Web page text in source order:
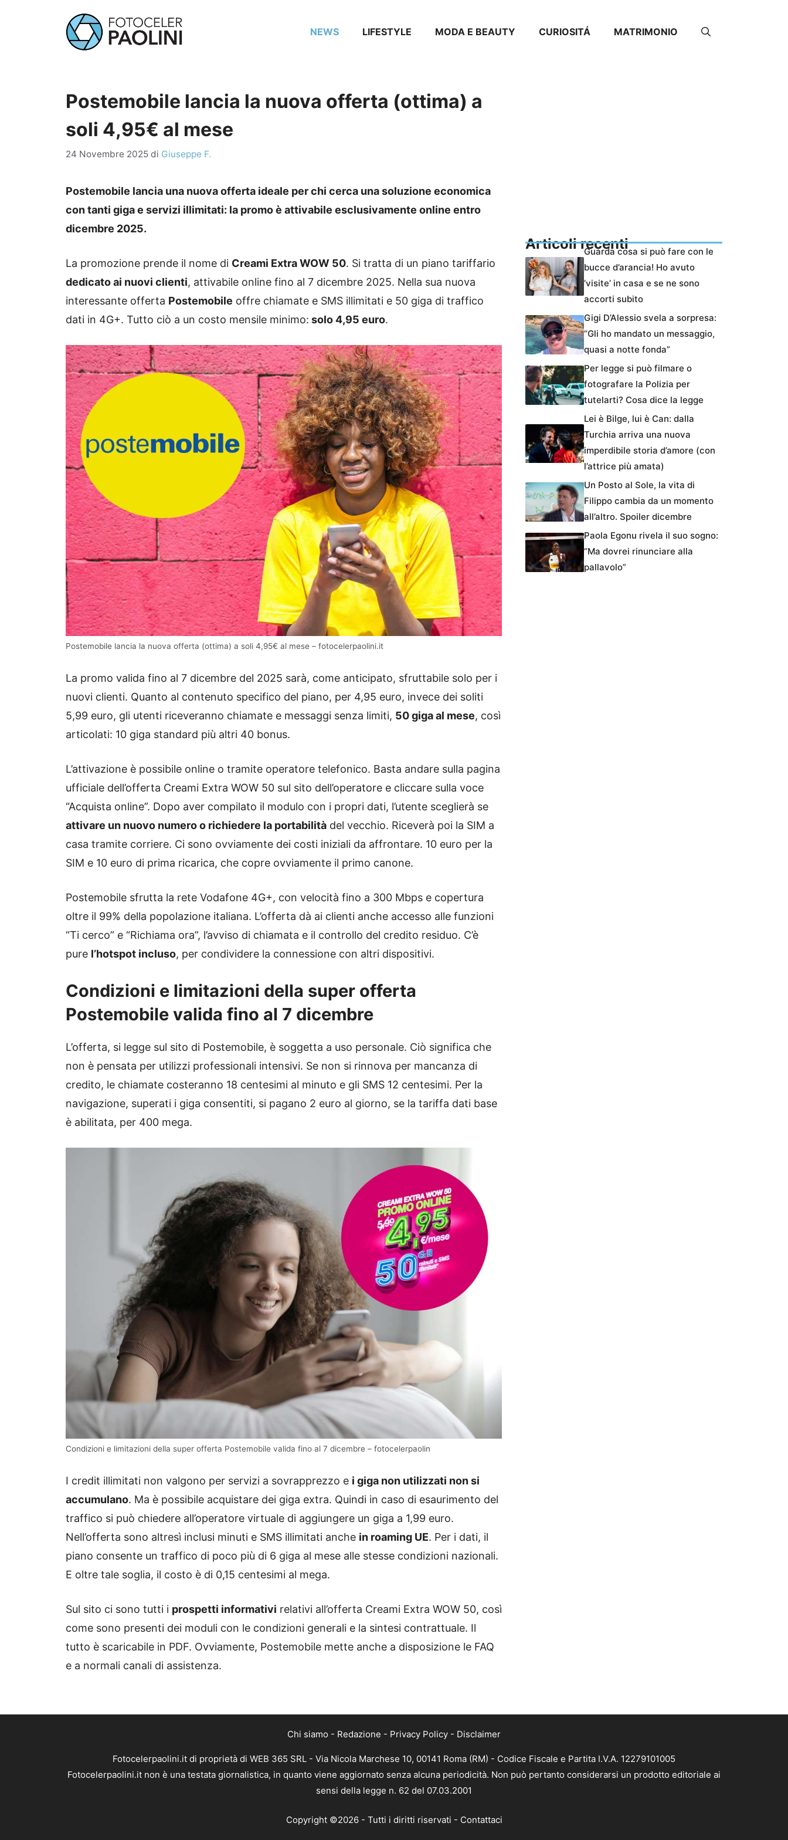
NEWS LIFESTYLE MODA E BEAUTY CURIOSITÁ MATRIMONIO
Postemobile lancia la nuova offerta (ottima) a
soli 4,95€ al mese
24 Novembre 2025 di Giuseppe F.
Postemobile lancia una nuova offerta ideale per chi cerca una soluzione economica
con tanti giga e servizi illimitati: la promo è attivabile esclusivamente online entro
dicembre 2025.
La promozione prende il nome di Creami Extra WOW 50. Si tratta di un piano tariffario
dedicato ai nuovi clienti, attivabile online fino al 7 dicembre 2025. Nella sua nuova
interessante offerta Postemobile offre chiamate e SMS illimitati e 50 giga di traffico
dati in 4G+. Tutto ciò a un costo mensile minimo: solo 4,95 euro.
Postemobile lancia la nuova offerta (ottima) a soli 4,95€ al mese – fotocelerpaolini.it
La promo valida fino al 7 dicembre del 2025 sarà, come anticipato, sfruttabile solo per i
nuovi clienti. Quanto al contenuto specifico del piano, per 4,95 euro, invece dei soliti
5,99 euro, gli utenti riceveranno chiamate e messaggi senza limiti, 50 giga al mese, così
articolati: 10 giga standard più altri 40 bonus.
L’attivazione è possibile online o tramite operatore telefonico. Basta andare sulla pagina
ufficiale dell’offerta Creami Extra WOW 50 sul sito dell’operatore e cliccare sulla voce
“Acquista online”. Dopo aver compilato il modulo con i propri dati, l’utente sceglierà se
attivare un nuovo numero o richiedere la portabilità del vecchio. Riceverà poi la SIM a
casa tramite corriere. Ci sono ovviamente dei costi iniziali da affrontare. 10 euro per la
SIM e 10 euro di prima ricarica, che copre ovviamente il primo canone.
Postemobile sfrutta la rete Vodafone 4G+, con velocità fino a 300 Mbps e copertura
oltre il 99% della popolazione italiana. L’offerta dà ai clienti anche accesso alle funzioni
“Ti cerco” e “Richiama ora”, l’avviso di chiamata e il controllo del credito residuo. C’è
pure l’hotspot incluso, per condividere la connessione con altri dispositivi.
Condizioni e limitazioni della super offerta
Postemobile valida fino al 7 dicembre
L’offerta, si legge sul sito di Postemobile, è soggetta a uso personale. Ciò significa che
non è pensata per utilizzi professionali intensivi. Se non si rinnova per mancanza di
credito, le chiamate costeranno 18 centesimi al minuto e gli SMS 12 centesimi. Per la
navigazione, superati i giga consentiti, si pagano 2 euro al giorno, se la tariffa dati base
è abilitata, per 400 mega.
Condizioni e limitazioni della super offerta Postemobile valida fino al 7 dicembre – fotocelerpaolin
I credit illimitati non valgono per servizi a sovrapprezzo e i giga non utilizzati non si
accumulano. Ma è possibile acquistare dei giga extra. Quindi in caso di esaurimento del
traffico si può chiedere all’operatore virtuale di aggiungere un giga a 1,99 euro.
Nell’offerta sono altresì inclusi minuti e SMS illimitati anche in roaming UE. Per i dati, il
piano consente un traffico di poco più di 6 giga al mese alle stesse condizioni nazionali.
E oltre tale soglia, il costo è di 0,15 centesimi al mega.
Sul sito ci sono tutti i prospetti informativi relativi all’offerta Creami Extra WOW 50, così
come sono presenti dei moduli con le condizioni generali e la sintesi contrattuale. Il
tutto è scaricabile in PDF. Ovviamente, Postemobile mette anche a disposizione le FAQ
e a normali canali di assistenza.
Articoli recentiGuarda cosa si può fare con le
bucce d’arancia! Ho avuto
‘visite’ in casa e se ne sono
accorti subito
Gigi D’Alessio svela a sorpresa:
“Gli ho mandato un messaggio,
quasi a notte fonda”
Per legge si può filmare o
fotografare la Polizia per
tutelarti? Cosa dice la legge
Lei è Bilge, lui è Can: dalla
Turchia arriva una nuova
imperdibile storia d’amore (con
l’attrice più amata)
Un Posto al Sole, la vita di
Filippo cambia da un momento
all’altro. Spoiler dicembre
Paola Egonu rivela il suo sogno:
“Ma dovrei rinunciare alla
pallavolo”
Chi siamo - Redazione - Privacy Policy - Disclaimer
Fotocelerpaolini.it di proprietà di WEB 365 SRL - Via Nicola Marchese 10, 00141 Roma (RM) - Codice Fiscale e Partita I.V.A. 12279101005
Fotocelerpaolini.it non è una testata giornalistica, in quanto viene aggiornato senza alcuna periodicità. Non può pertanto considerarsi un prodotto editoriale ai
sensi della legge n. 62 del 07.03.2001
Copyright ©2026 - Tutti i diritti riservati - Contattaci